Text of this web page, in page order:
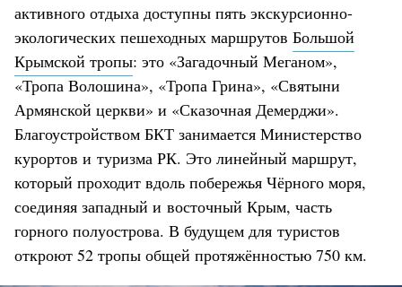
активного отдыха доступны пять экскурсионно-
экологических пешеходных маршрутов Большой
Крымской тропы: это «Загадочный Меганом»,
«Тропа Волошина», «Тропа Грина», «Святыни
Армянской церкви» и «Сказочная Демерджи».
Благоустройством БКТ занимается Министерство
курортов и туризма РК. Это линейный маршрут,
который проходит вдоль побережья Чёрного моря,
соединяя западный и восточный Крым, часть
горного полуострова. В будущем для туристов
откроют 52 тропы общей протяжённостью 750 км.